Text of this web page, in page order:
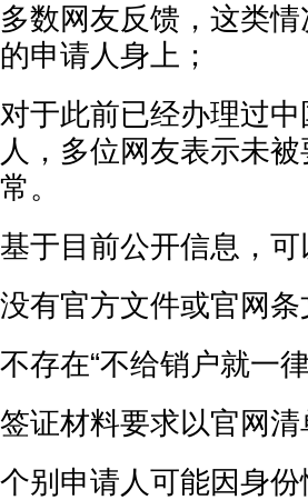
多数网友反馈，这类
的申请人身上；
对于此前已经办理过
人，多位网友表示未
常。
基于目前公开信息，
没有官方文件或官网条
不存在“不给销户就一
签证材料要求以官网
个别申请人可能因身